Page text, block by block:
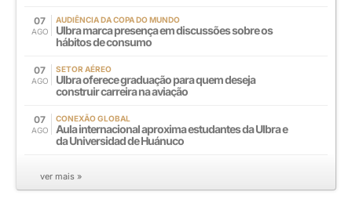
07
AGO
AUDIÊNCIA DA COPA DO MUNDO
Ulbra marca presença em discussões sobre os
hábitos de consumo
07
AGO
SETOR AÉREO
Ulbra oferece graduação para quem deseja
construir carreira na aviação
07
AGO
CONEXÃO GLOBAL
Aula internacional aproxima estudantes da Ulbra e
da Universidad de Huánuco
ver mais »